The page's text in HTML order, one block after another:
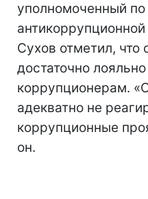
уполномоченный
Сухов отметил, что
достаточно
коррупционерам.
адекватно не
коррупционные
он.